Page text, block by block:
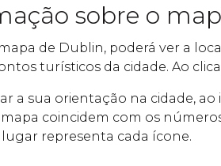
sobre o
de Dublin, poderá ver a
turísticos da cidade. Ao
a sua orientação na cidade,
coincidem com os
representa cada ícone.